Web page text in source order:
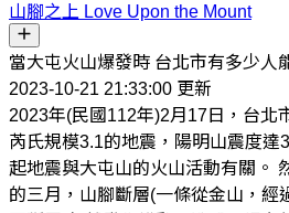
山腳之上 Love Upon the Mount
當大屯火山爆發時 台北市有多少人
2023-10-21 21:33:00 更新
2023年(民國112年)2月17日，台北
芮氏規模3.1的地震，陽明山震度達
起地震與大屯山的火山活動有關。
的三月，山腳斷層(一條從金山，經